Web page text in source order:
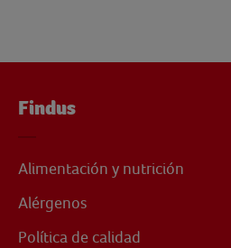
Findus
Alimentación y nutrición
Alérgenos
Política de calidad